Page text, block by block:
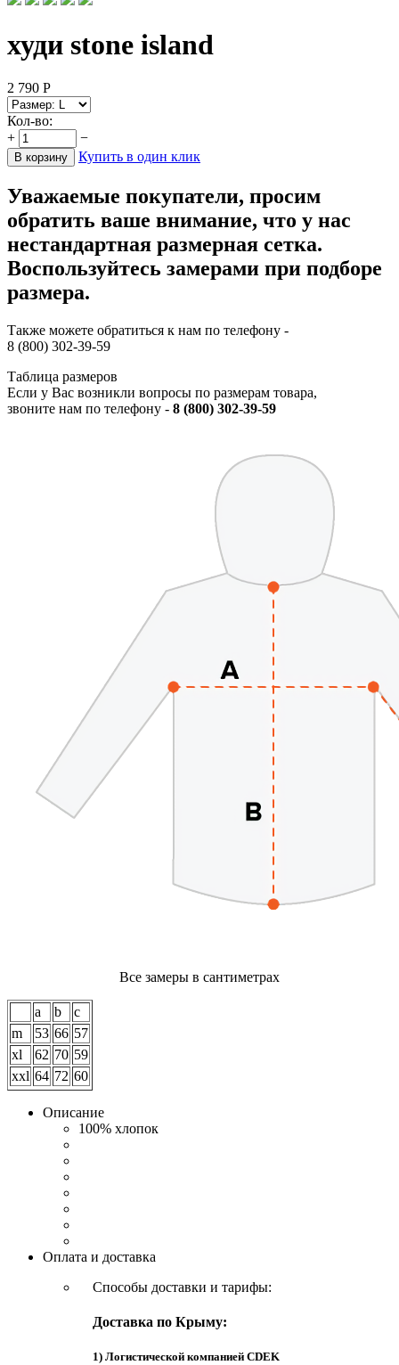
худи stone island
2 790 Р
Кол-во:
+
−
В корзину Купить в один клик
Уважаемые покупатели, просим
обратить ваше внимание, что у нас
нестандартная размерная сетка.
Воспользуйтесь замерами при подборе
размера.
Также можете обратиться к нам по телефону -
8 (800) 302-39-59
Таблица размеров
Если у Вас возникли вопросы по размерам товара,
звоните нам по телефону - 8 (800) 302-39-59
Все замеры в сантиметрах
a b
c
m
53 66 57
xl
62 70 59
xxl 64 72 60
Описание
100% хлопок
Оплата и доставка
Способы доставки и тарифы:
Доставка по Крыму:
1) Логистической компанией CDEK